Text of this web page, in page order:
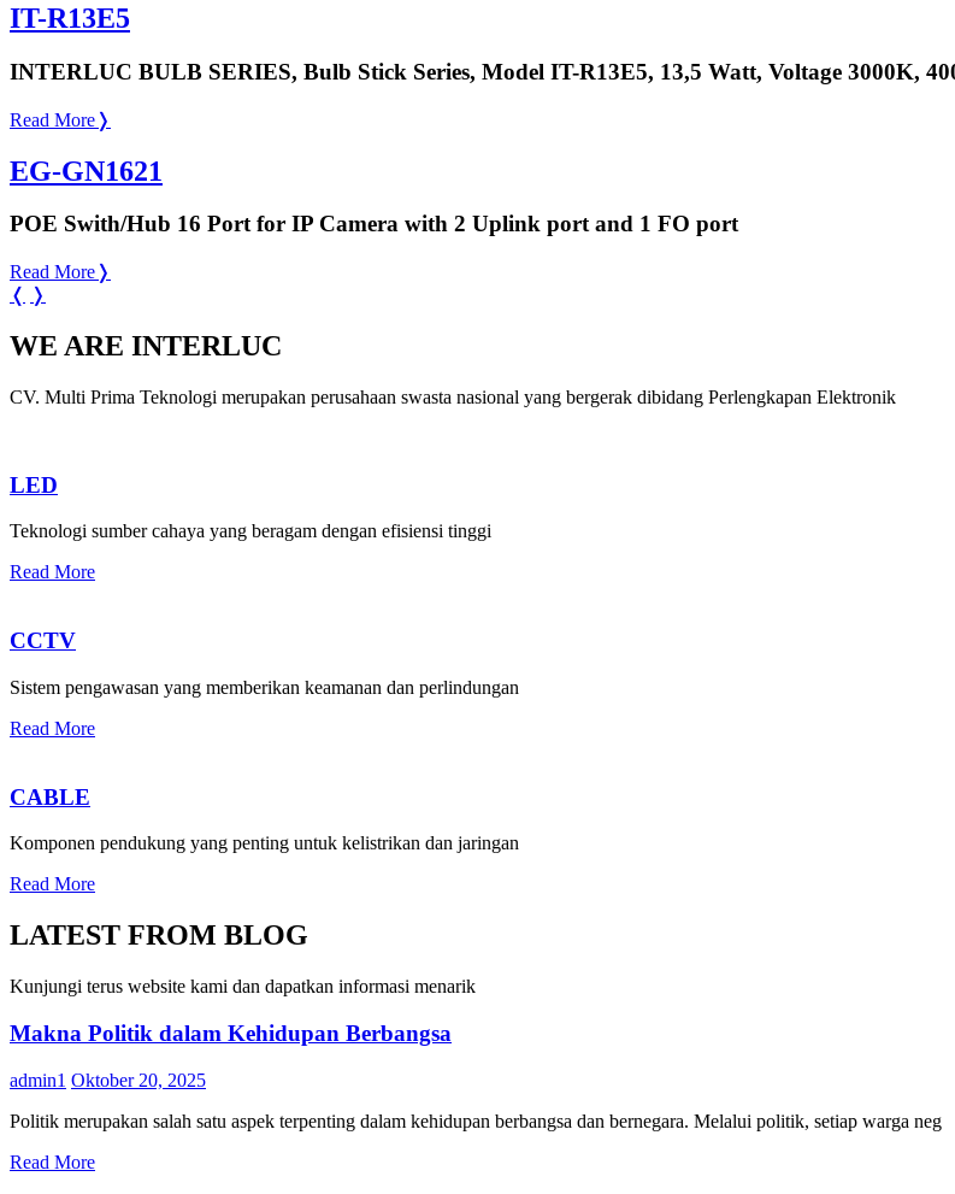
IT-R13E5
INTERLUC BULB SERIES, Bulb Stick Series, Model IT-R13E5, 13,5 Watt, Voltage 3000K,
Read More ❭
EG-GN1621
POE Swith/Hub 16 Port for IP Camera with 2 Uplink port and 1 FO port
Read More ❭
❬
❭
WE ARE INTERLUC
CV. Multi Prima Teknologi merupakan perusahaan swasta nasional yang bergerak dibidang Perlengkapan Elektronik
LED
Teknologi sumber cahaya yang beragam dengan efisiensi tinggi
Read More
CCTV
Sistem pengawasan yang memberikan keamanan dan perlindungan
Read More
CABLE
Komponen pendukung yang penting untuk kelistrikan dan jaringan
Read More
LATEST FROM BLOG
Kunjungi terus website kami dan dapatkan informasi menarik
Makna Politik dalam Kehidupan Berbangsa
admin1 Oktober 20, 2025
Politik merupakan salah satu aspek terpenting dalam kehidupan berbangsa dan bernegara. Melalui politik, setiap warga neg
Read More